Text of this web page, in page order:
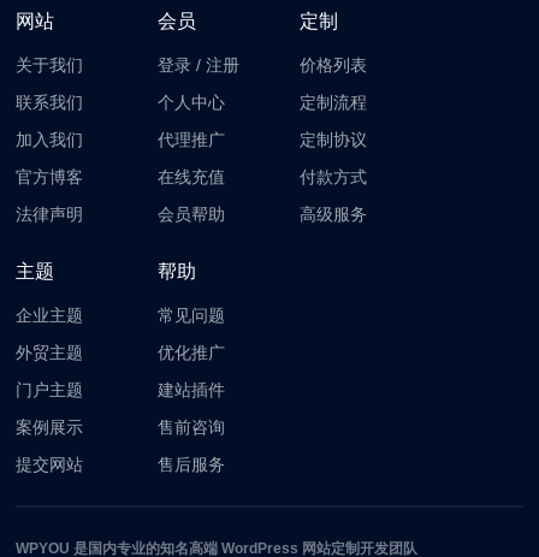
网站
关于我们
联系我们
加入我们
官方博客
法律声明
会员
登录 /注册
个人中心
代理推广
在线充值
会员帮助
定制
价格列表
定制流程
定制协议
付款方式
高级服务
主题
企业主题
外贸主题
门户主题
案例展示
提交网站
帮助
常见问题
优化推广
建站插件
售前咨询
售后服务
WPYOU 是国内专业的知名高端 WordPress 网站定制开发团队